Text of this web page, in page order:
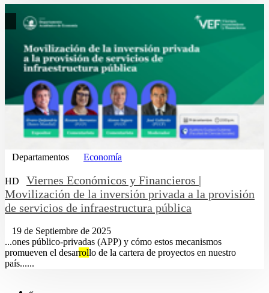
Departamentos Economía
HD
Viernes Económicos y Financieros |
Movilización de la inversión privada a la provisión
de servicios de infraestructura pública
19 de Septiembre de 2025
...ones público-privadas (APP) y cómo estos mecanismos
promueven el desarrollo de la cartera de proyectos en nuestro
país......